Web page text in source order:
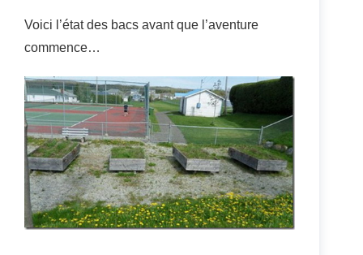
Voici l’état des bacs avant que l’aventure
commence…